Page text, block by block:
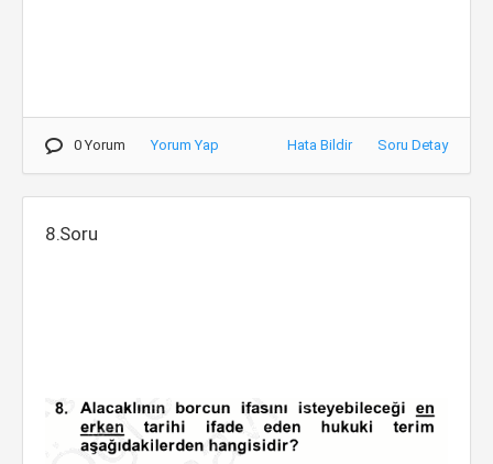
0 Yorum Yorum Yap Hata Bildir Soru Detay
8.Soru